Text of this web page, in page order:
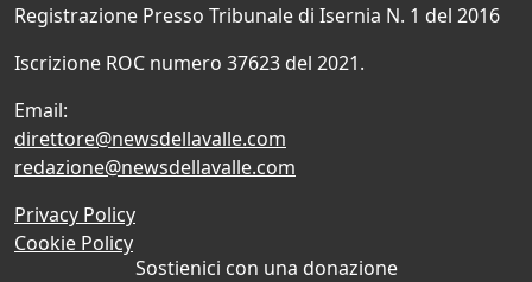
Registrazione Presso Tribunale di Isernia N. 1 del 2016
Iscrizione ROC numero 37623 del 2021.
Email:
direttore@newsdellavalle.com
redazione@newsdellavalle.com
Privacy Policy
Cookie Policy
Sostienici con una donazione